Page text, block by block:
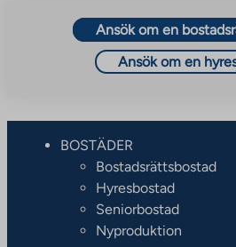
Ansök om en
Ansök om en
BOSTÄDER
Bostadsrättsbostad
Hyresbostad
Seniorbostad
Nyproduktion